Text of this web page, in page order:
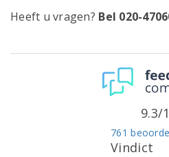
Heeft u vragen? Bel 020-
Vindict
761
9.3/